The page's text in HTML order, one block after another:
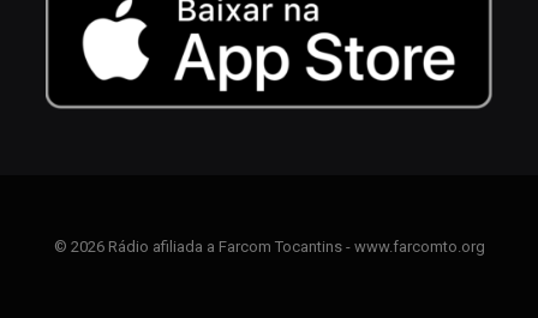
© 2026 Rádio afiliada a Farcom Tocantins - www.farcomto.org